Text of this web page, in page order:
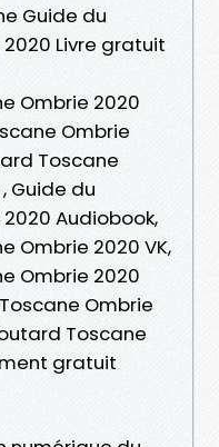
Guide du
Livre gratuit
Ombrie 2020
Ombrie
Toscane
Guide du
Audiobook,
Ombrie 2020 VK,
Ombrie 2020
Ombrie
Toscane
gratuit